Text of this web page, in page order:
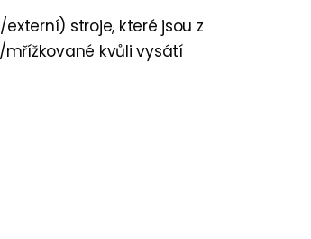
stroje, které jsou z
kvůli vysátí